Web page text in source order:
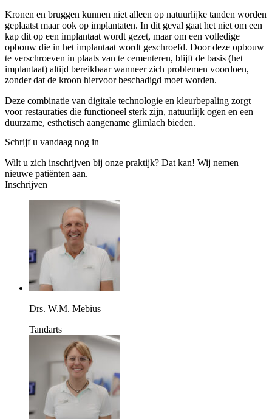
Kronen en bruggen kunnen niet alleen op natuurlijke tanden worden
geplaatst maar ook op implantaten. In dit geval gaat het niet om een
kap dit op een implantaat wordt gezet, maar om een volledige
opbouw die in het implantaat wordt geschroefd. Door deze opbouw
te verschroeven in plaats van te cementeren, blijft de basis (het
implantaat) altijd bereikbaar wanneer zich problemen voordoen,
zonder dat de kroon hiervoor beschadigd moet worden.
Deze combinatie van digitale technologie en kleurbepaling zorgt
voor restauraties die functioneel sterk zijn, natuurlijk ogen en een
duurzame, esthetisch aangename glimlach bieden.
Schrijf u vandaag nog in
Wilt u zich inschrijven bij onze praktijk? Dat kan! Wij nemen
nieuwe patiënten aan.
Inschrijven
Drs. W.M. Mebius
Tandarts